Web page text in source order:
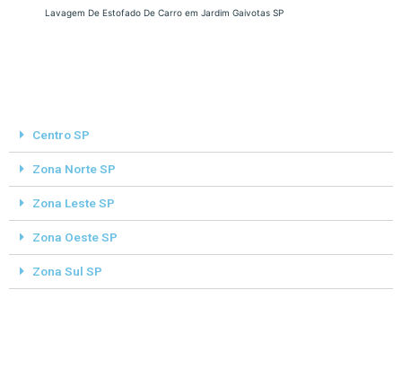
Lavagem De Estofado De Carro em Jardim Gaivotas SP
Centro SP
Zona Norte SP
Zona Leste SP
Zona Oeste SP
Zona Sul SP